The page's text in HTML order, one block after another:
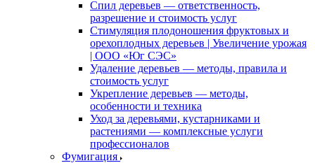
Спил деревьев — ответственность,
разрешение и стоимость услуг
Стимуляция плодоношения фруктовых и
орехоплодных деревьев | Увеличение урожая
| ООО «Юг СЭС»
Удаление деревьев — методы, правила и
стоимость услуг
Укрепление деревьев — методы,
особенности и техника
Уход за деревьями, кустарниками и
растениями — комплексные услуги
профессионалов
Фумигация